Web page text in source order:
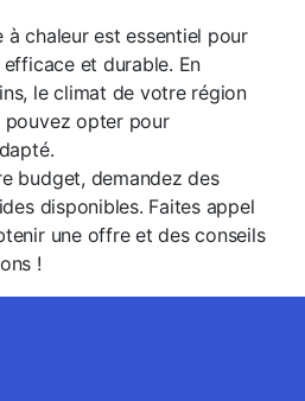
à chaleur est essentiel pour
et durable. En
le climat de votre région
opter pour
budget, demandez des
disponibles. Faites appel
une offre et des conseils
!